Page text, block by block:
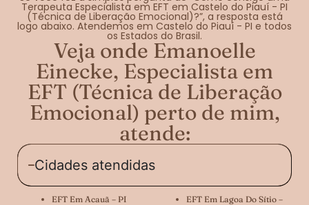
Terapeuta Especialista em EFT em Castelo do Piauí - PI
(Técnica de Liberação Emocional)?”, a resposta está
logo abaixo. Atendemos em Castelo do Piauí - PI e todos
os Estados do Brasil.
Veja onde Emanoelle
Einecke, Especialista em
EFT (Técnica de Liberação
Emocional) perto de mim,
atende:
Cidades atendidas
EFT Em Acauã – PI
EFT Em Lagoa Do Sítio –